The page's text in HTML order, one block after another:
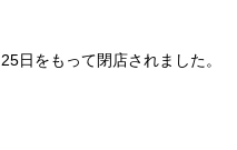
日をもって閉店されました。